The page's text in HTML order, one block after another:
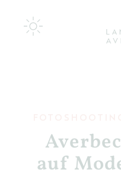
Kulinarik bei
Zurück zu den
auf